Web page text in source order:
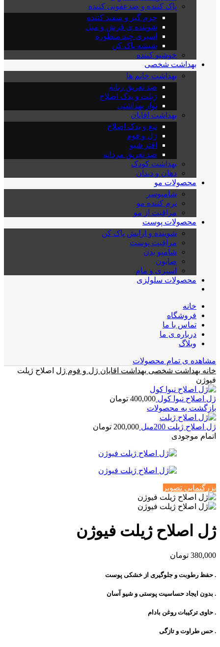
پاک کننده و ضدعفونی کننده
جرم گیر و سفید کننده
شوینده ی فرش و مبل
اسپری چند منظوره
شیشه پاک کن
خوشبو کننده
بهداشت شخصی
بهداشت خانم ها
ضد تعریق زنانه
ژیلت و یدک اصلاح
نوار بهداشتی
بهداشت اقایان
تیغ و یدک اصلاح
ژل و فوم
افتر شیو
ضد تعریق مردانه
بهداشت کودک
دهان و دندان
محصولات مو
شامپوسر
نرم کننده مو
مراقبت از مو
محصولات پوست
شوینده و ارایش پاک کن
مراقبت پوست
شامپو بدن
صابون
اسپری و مام
محصولات سلولزی
خانه
فروشگاه
تماس با ما
درباره ی ما
وبلاگ
مشاهده ی تمام محصولات
خانه بهداشت شخصی بهداشت اقایان ژل و فوم ژل اصلاح ژیلت
فیوژن
ژل اصلاح نیوا کول 400,000 تومان
بازگشت به محصولات
ژل اصلاح ژیلت 200میل 200,000 تومان
اتمام موجودی
بزرگنمایی تصویر
ژل اصلاح ژیلت فیوژن
380,000 تومان
. حفظ رطوبت و جلوگیری از خشکی پوست
. بدون ایجاد حساسیت پوستی و شیو آسان
. حاوی ترکیبات روغن بادام
. حس طراوت و تازگی